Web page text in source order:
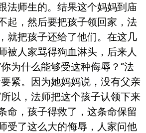
法师生的。结果这个妈妈到庙
起，然后要把孩子领回家，法
就把孩子还给了他们。在这几
被人家骂得狗血淋头，后来人
为什么能够受这种侮辱？”法
紧。因为她妈妈说，没有父亲
以，法师把这个孩子认领下来
命，孩子得救了，这条命保留
受了这么大的侮辱，人家问他